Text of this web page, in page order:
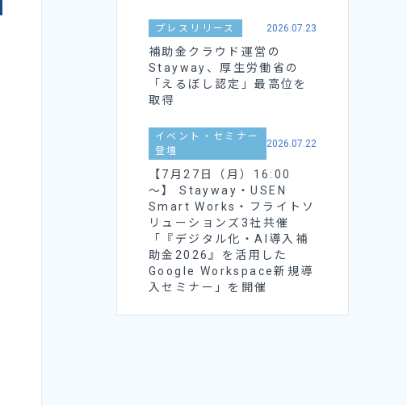
プレスリリース 2026.07.23
補助金クラウド運営の
Stayway、厚生労働省の
「えるぼし認定」最高位を
取得
イベント・セミナー
登壇
2026.07.22
【7月27日（月）16:00
～】 Stayway・USEN
Smart Works・フライトソ
リューションズ3社共催
「『デジタル化・AI導入補
助金2026』を活用した
Google Workspace新規導
入セミナー」を開催